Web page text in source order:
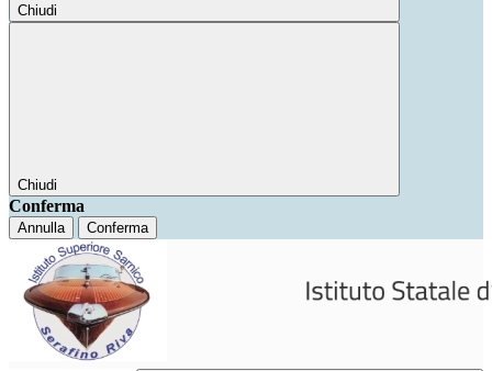
Chiudi
Chiudi
Conferma
Annulla Conferma